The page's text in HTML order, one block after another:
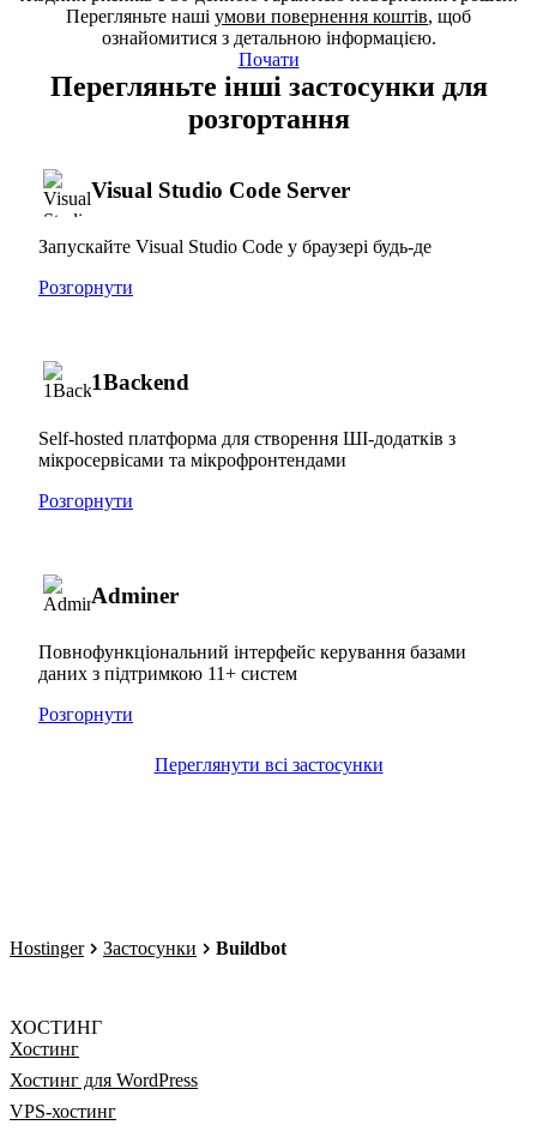
Перегляньте наші умови повернення коштів, щоб
ознайомитися з детальною інформацією.
Почати
Перегляньте інші застосунки для
розгортання
Visual Studio Code Server
Запускайте Visual Studio Code у браузері будь-де
Розгорнути
1Backend
Self-hosted платформа для створення ШІ-додатків з
мікросервісами та мікрофронтендами
Розгорнути
Adminer
Повнофункціональний інтерфейс керування базами
даних з підтримкою 11+ систем
Розгорнути
Переглянути всі застосунки
Hostinger Застосунки Buildbot
ХОСТИНГ
Хостинг
Хостинг для WordPress
VPS-хостинг